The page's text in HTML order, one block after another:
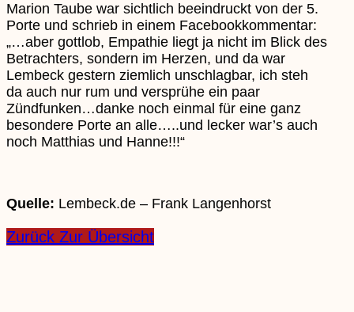
Marion Taube war sichtlich beeindruckt von der 5.
Porte und schrieb in einem Facebookkommentar:
„…aber gottlob, Empathie liegt ja nicht im Blick des
Betrachters, sondern im Herzen, und da war
Lembeck gestern ziemlich unschlagbar, ich steh
da auch nur rum und versprühe ein paar
Zündfunken…danke noch einmal für eine ganz
besondere Porte an alle…..und lecker war’s auch
noch Matthias und Hanne!!!“
Quelle: Lembeck.de – Frank Langenhorst
Zurück Zur Übersicht